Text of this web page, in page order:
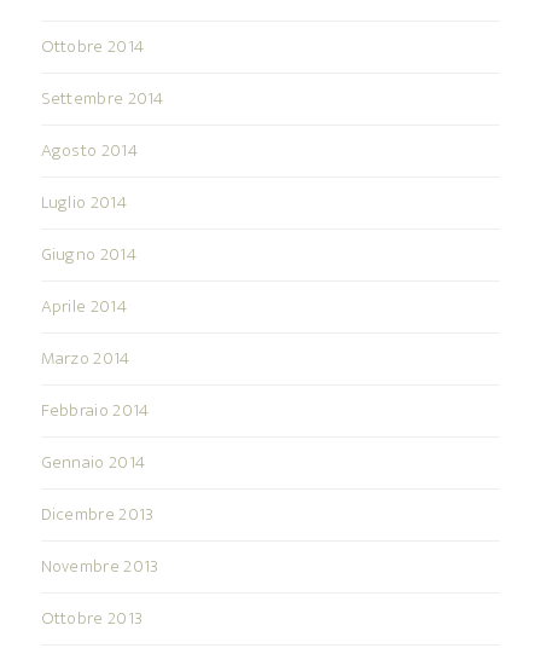
Ottobre 2014
Settembre 2014
Agosto 2014
Luglio 2014
Giugno 2014
Aprile 2014
Marzo 2014
Febbraio 2014
Gennaio 2014
Dicembre 2013
Novembre 2013
Ottobre 2013